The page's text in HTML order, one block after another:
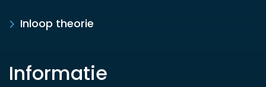
Inloop theorie
Informatie